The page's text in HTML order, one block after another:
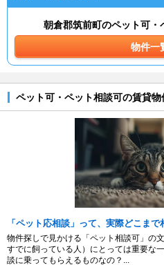
朝倉郡筑前町のペット可
物件一
ペット可・ペット相談可の賃貸
「ペット応相談」って、実際どこま
物件探しで見かける「ペット相談可」の
すでに飼っている人）にとっては重要な
談に乗ってもらえるものなの？...